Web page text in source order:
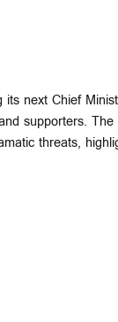
its next Chief
supporters.
threats,